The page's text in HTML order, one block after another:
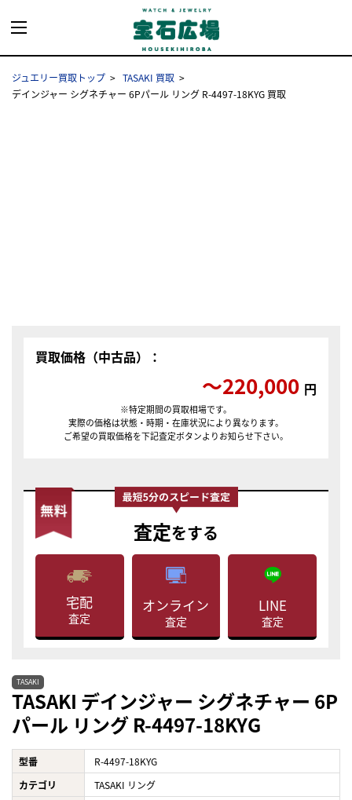
ジュエリー買取トップ
TASAKI 買取
デインジャー シグネチャー 6Pパール リング R-4497-18KYG 買取
買取価格（中古品）：
〜220,000 円
※特定期間の買取相場です。
実際の価格は状態・時期・在庫状況により異なります。
ご希望の買取価格を下記査定ボタンよりお知らせ下さい。
査定をする
宅配
査定
オンライン
査定
LINE
査定
TASAKI
TASAKI デインジャー シグネチャー 6P
パール リング R-4497-18KYG
型番
R-4497-18KYG
カテゴリ
TASAKI リング